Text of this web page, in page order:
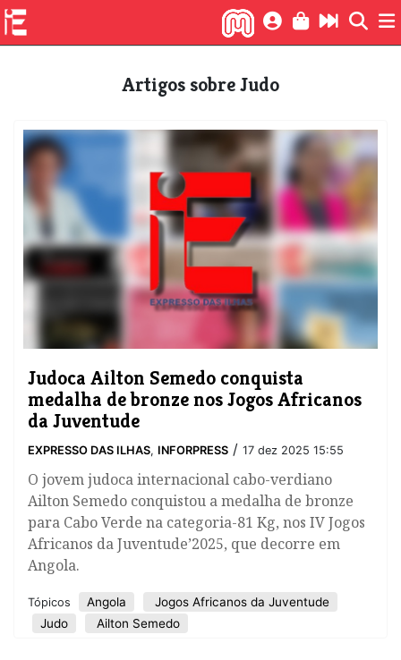
Artigos sobre Judo
Judoca Ailton Semedo conquista
medalha de bronze nos Jogos Africanos
da Juventude
EXPRESSO DAS ILHAS, INFORPRESS / 17 dez 2025 15:55
O jovem judoca internacional cabo-verdiano
Ailton Semedo conquistou a medalha de bronze
para Cabo Verde na categoria-81 Kg, nos IV Jogos
Africanos da Juventude’2025, que decorre em
Angola.
Tópicos Angola
Jogos Africanos da Juventude
Judo
Ailton Semedo